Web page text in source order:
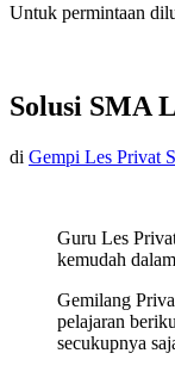
Untuk permintaan
Solusi SMA
di Gempi Les Privat
Guru Les
kemudah
Gemilang
pelajaran
secukupnya